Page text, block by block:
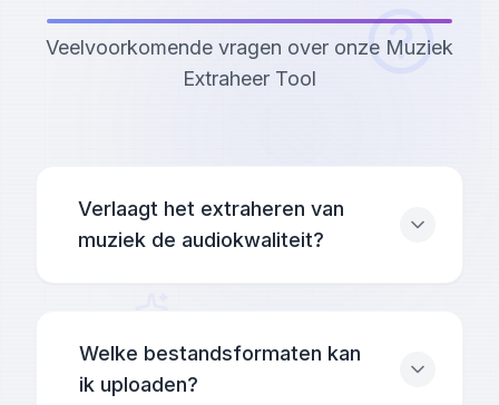
Veelvoorkomende vragen over onze Muziek
Extraheer Tool
Verlaagt het extraheren van
muziek de audiokwaliteit?
Welke bestandsformaten kan
ik uploaden?